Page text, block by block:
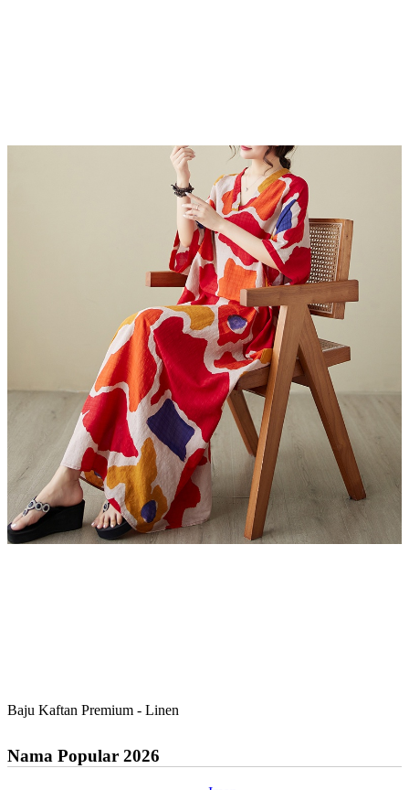
Baju Kaftan Premium - Linen
Nama Popular 2026